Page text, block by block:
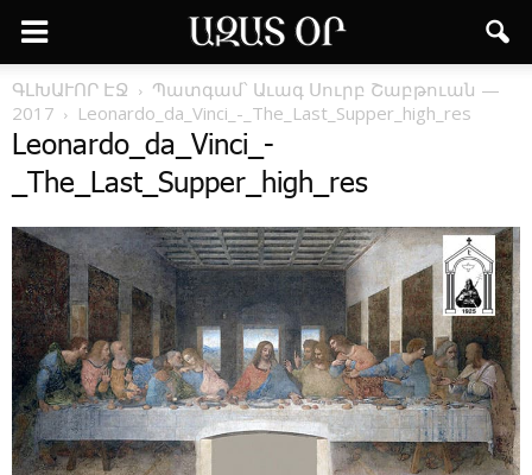
ԳԼԽԱՒՈՐ ԷՋ
Պատգամ՝ Աւագ Սուրբ Շաբթուան —
2017
Leonardo_da_Vinci_-_The_Last_Supper_high_res
Leonardo_da_Vinci_-
_The_Last_Supper_high_res